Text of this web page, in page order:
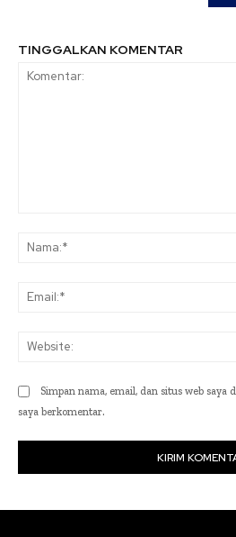
TINGGALKAN KOMENTAR
Simpan nama, email, dan situs web
saya berkomentar.